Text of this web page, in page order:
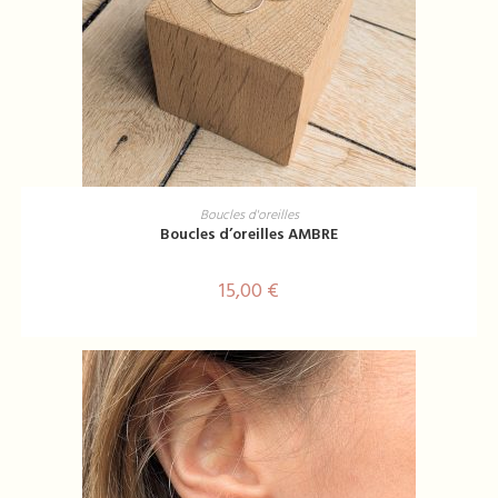
AJOUTER AU PANIER
Boucles d'oreilles
Boucles d’oreilles AMBRE
15,00 €